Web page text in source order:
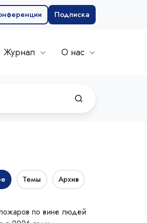
Подписка
Журнал О нас
Темы Архив
по вине людей